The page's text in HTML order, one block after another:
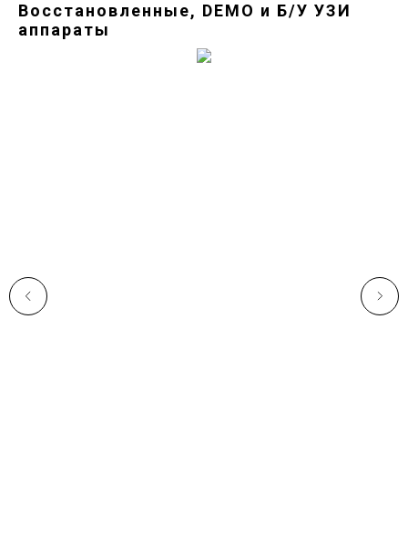
Восстановленные, DEMO и Б/У УЗИ
аппараты